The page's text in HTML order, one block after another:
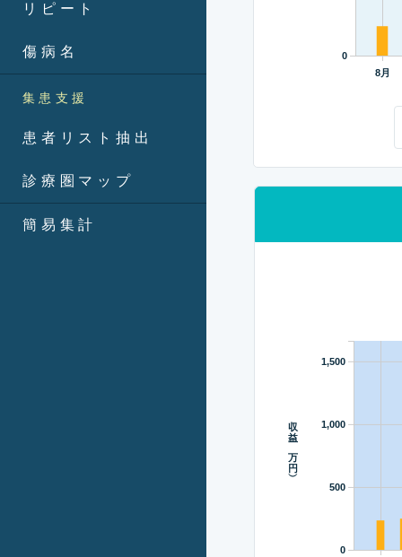
リピート
傷病名
集患支援
患者リスト抽出
診療圏マップ
簡易集計
8月
0
1,500
1,000
500
0
収益（万円）